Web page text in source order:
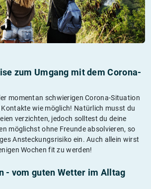
zum Umgang mit dem Corona-
momentan schwierigen Corona-Situation
wie möglich! Natürlich musst du
verzichten, jedoch solltest du deine
möglichst ohne Freunde absolvieren, so
Ansteckungsrisiko ein. Auch allein wirst
Wochen fit zu werden!
- vom guten Wetter im Alltag